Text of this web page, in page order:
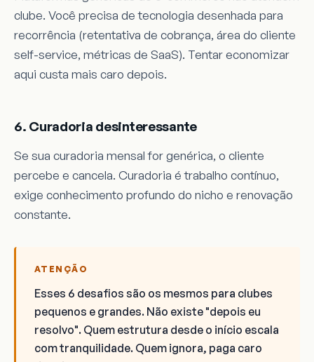
clube. Você precisa de tecnologia desenhada para
recorrência (retentativa de cobrança, área do cliente
self-service, métricas de SaaS). Tentar economizar
aqui custa mais caro depois.
6. Curadoria desinteressante
Se sua curadoria mensal for genérica, o cliente
percebe e cancela. Curadoria é trabalho contínuo,
exige conhecimento profundo do nicho e renovação
constante.
ATENÇÃO
Esses 6 desafios são os mesmos para clubes
pequenos e grandes. Não existe "depois eu
resolvo". Quem estrutura desde o início escala
com tranquilidade. Quem ignora, paga caro